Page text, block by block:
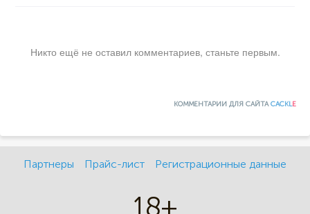
Никто ещё не оставил комментариев, станьте первым.
КОММЕНТАРИИ ДЛЯ САЙТАCACKLE
Партнеры Прайс-лист Регистрационные данные
18+